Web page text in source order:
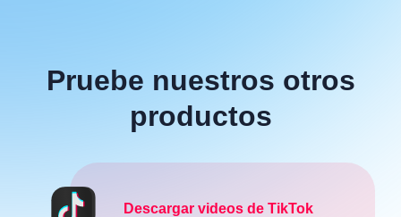
Pruebe nuestros otros
productos
Descargar videos de TikTok